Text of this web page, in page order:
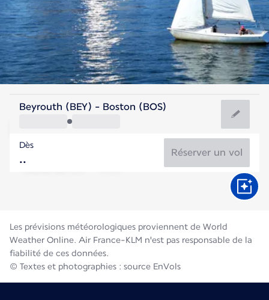
Etats-Unis
Boston
Etats-Unis
Durée du vol
Beyrouth (BEY) - Boston (BOS)
Dès
Réserver un vol
Les prévisions météorologiques proviennent de World
Weather Online. Air France-KLM n'est pas responsable de la
fiabilité de ces données.
© Textes et photographies : source EnVols